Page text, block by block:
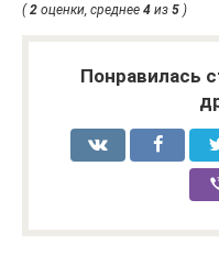
(2 оценки, среднее 4 из 5 )
Понравилась